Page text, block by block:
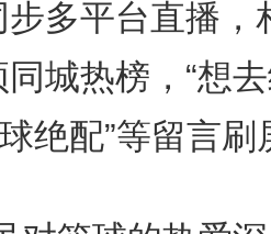
多平台直播，
城热榜，“想
绝配”等留言刷